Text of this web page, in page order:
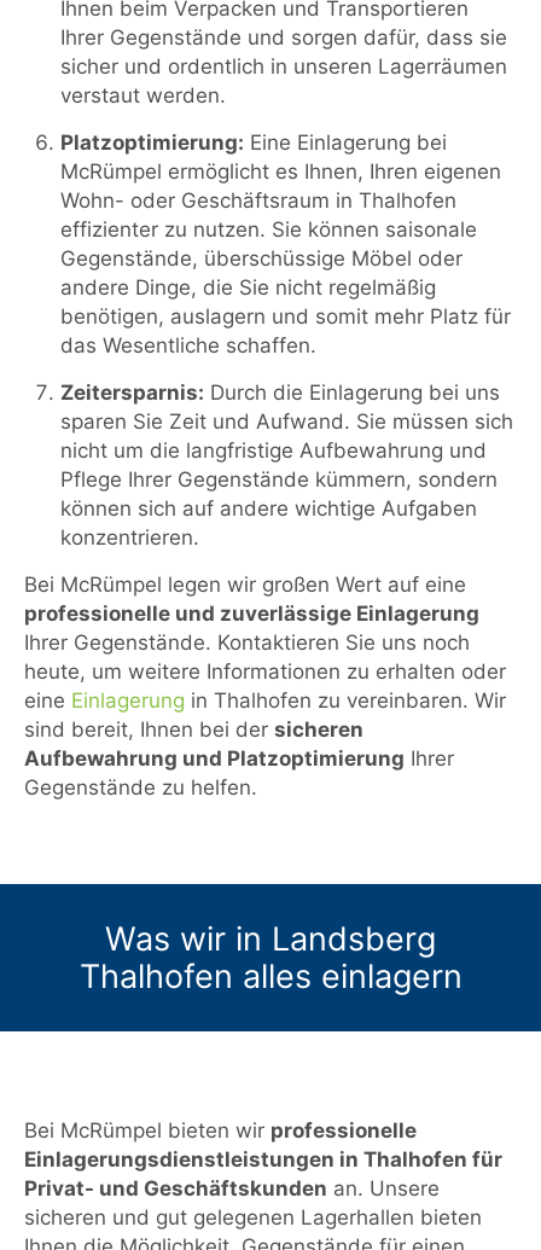
Ihnen beim Verpacken und Transportieren
Ihrer Gegenstände und sorgen dafür, dass sie
sicher und ordentlich in unseren Lagerräumen
verstaut werden.
Platzoptimierung: Eine Einlagerung bei
McRümpel ermöglicht es Ihnen, Ihren eigenen
Wohn- oder Geschäftsraum in Thalhofen
effizienter zu nutzen. Sie können saisonale
Gegenstände, überschüssige Möbel oder
andere Dinge, die Sie nicht regelmäßig
benötigen, auslagern und somit mehr Platz für
das Wesentliche schaffen.
Zeitersparnis: Durch die Einlagerung bei uns
sparen Sie Zeit und Aufwand. Sie müssen sich
nicht um die langfristige Aufbewahrung und
Pflege Ihrer Gegenstände kümmern, sondern
können sich auf andere wichtige Aufgaben
konzentrieren.
Bei McRümpel legen wir großen Wert auf eine
professionelle und zuverlässige Einlagerung
Ihrer Gegenstände. Kontaktieren Sie uns noch
heute, um weitere Informationen zu erhalten oder
eine Einlagerung in Thalhofen zu vereinbaren. Wir
sind bereit, Ihnen bei der sicheren
Aufbewahrung und Platzoptimierung Ihrer
Gegenstände zu helfen.
Was wir in Landsberg
Thalhofen alles einlagern
Bei McRümpel bieten wir professionelle
Einlagerungsdienstleistungen in Thalhofen für
Privat- und Geschäftskunden an. Unsere
sicheren und gut gelegenen Lagerhallen bieten